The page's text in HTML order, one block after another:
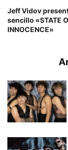
Jeff Vidov
sencillo «STATE
INNOCENCE»